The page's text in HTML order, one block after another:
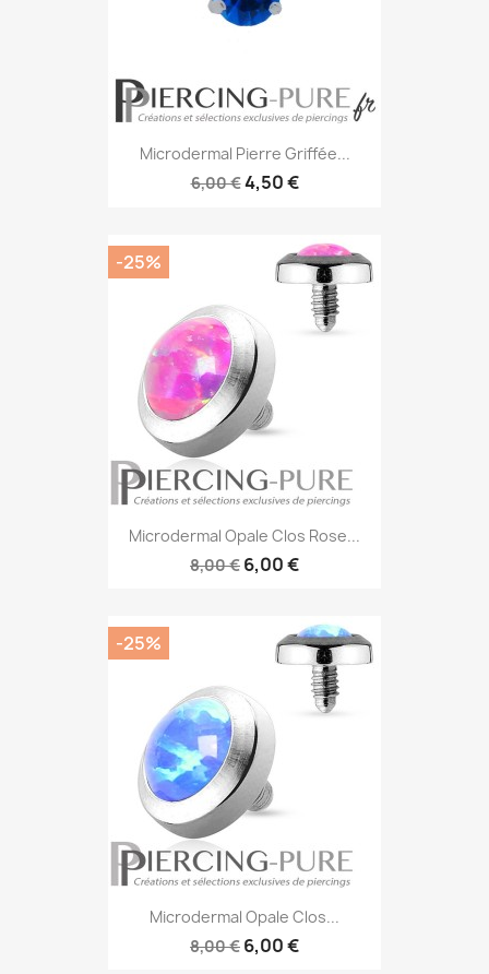
Microdermal Pierre Griffée...
6,00 €4,50 €
Microdermal Opale Clos Rose...
8,00 € 6,00 €
-25%
Microdermal Opale Clos...
8,00 € 6,00 €
-25%